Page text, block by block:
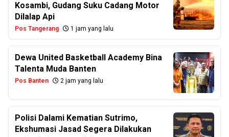
Kosambi, Gudang Suku Cadang Motor
Dilalap Api
Pos Tangerang 1 jam yang lalu
Dewa United Basketball Academy Bina
Talenta Muda Banten
Pos Banten 2 jam yang lalu
Polisi Dalami Kematian Sutrimo,
Ekshumasi Jasad Segera Dilakukan